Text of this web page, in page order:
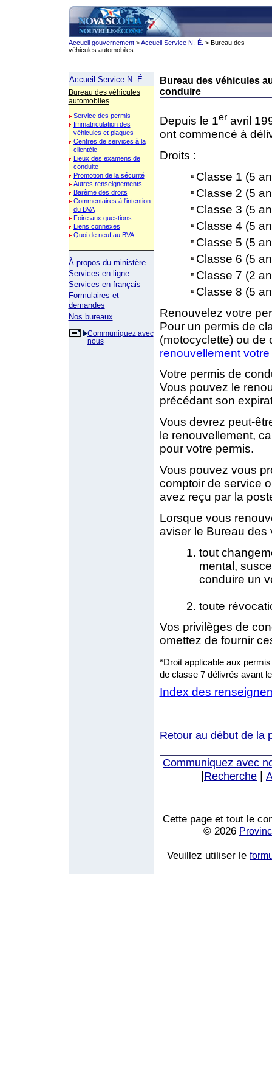
Accueil gouvernement>Accueil Service N.-É. > Bureau des
véhicules automobiles
Accueil Service N.-É.
Bureau des véhicules
automobiles
Service des permis
Immatriculation des
véhicules et plaques
Centres de services à la
clientèle
Lieux des examens de
conduite
Promotion de la sécurité
Autres renseignements
Barème des droits
Commentaires à l'intention
du BVA
Foire aux questions
Liens connexes
Quoi de neuf au BVA
À propos du ministère
Services en ligne
Services en français
Formulaires et
demandes
Nos bureaux
Communiquez avec
nous
Bureau des véhicules
conduire
Depuis le 1er avril
ont commencé à
Droits :
Classe 1 (5
Classe 2 (5
Classe 3 (5
Classe 4 (5
Classe 5 (5
Classe 6 (5
Classe 7 (2
Classe 8 (5
Renouvelez votre
Pour un permis de
(motocyclette) ou de
renouvellement
Votre permis de
Vous pouvez le
précédant son
Vous devrez peut-
le renouvellement,
pour votre permis.
Vous pouvez vous
comptoir de service
avez reçu par la
Lorsque vous
aviser le Bureau des
tout
mental,
conduire un
toute
Vos privilèges de
omettez de fournir
*Droit applicable aux
de classe 7 délivrés avant
Index des
Retour au début de la
Communiquez avec
Recherche
Cette page et tout le
© 2026
Veuillez utiliser le